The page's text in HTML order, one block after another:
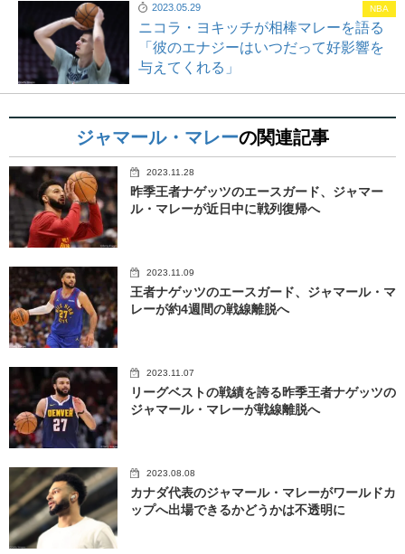
2023.05.29
ニコラ・ヨキッチが相棒マレーを語る
「彼のエナジーはいつだって好影響を
与えてくれる」
NBA
ジャマール・マレーの関連記事
2023.11.28
昨季王者ナゲッツのエースガード、ジャマー
ル・マレーが近日中に戦列復帰へ
2023.11.09
王者ナゲッツのエースガード、ジャマール・マ
レーが約4週間の戦線離脱へ
2023.11.07
リーグベストの戦績を誇る昨季王者ナゲッツの
ジャマール・マレーが戦線離脱へ
2023.08.08
カナダ代表のジャマール・マレーがワールドカ
ップへ出場できるかどうかは不透明に